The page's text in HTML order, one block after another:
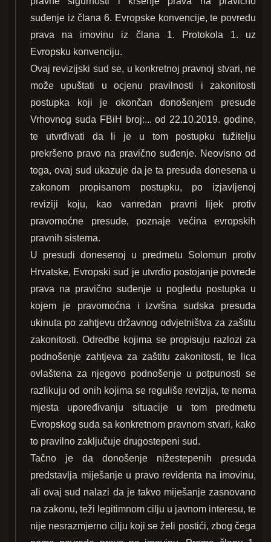
suđenje iz člana 6. Evropske konvencije, te povredu
prava na imovinu iz člana 1. Protokola 1. uz
Evropsku konvenciju.
Ovaj revizijski sud se, u konkretnoj pravnoj stvari, ne
može upuštati u ocjenu pravilnosti i zakonitosti
postupka koji je okončan donošenjem presude
Vrhovnog suda FBiH broj:... od 22.10.2019. godine,
te utvrđivati da li je u tom postupku tužitelju
prekršeno pravo na pravično suđenje. Neovisno od
toga, ovaj sud ukazuje da je ta presuda donesena u
zakonom propisanom postupku, po izjavljenoj
reviziji koju, kao vanredan pravni lijek protiv
pravomoćne presude, poznaje većina evropskih
pravnih sistema.
U presudi donesenoj u predmetu Solomun protiv
Hrvatske, Evropski sud je utvrdio postojanje povrede
prava na pravično suđenje u pogledu postupka u
kojem je pravomoćna i izvršna sudska presuda
ukinuta po zahtjevu državnog odvjetništva za zaštitu
zakonitosti. Odredbe kojima se propisuju razlozi za
podnošenje zahtjeva za zaštitu zakonitosti, te lica
ovlaštena za njegovo podnošenje u potpunosti se
razlikuju od onih kojima se reguliše revizija, te nema
mjesta upoređivanju situacije u tom predmetu
Evropskog suda sa konkretnom pravnom stvari, kako
to pravilno zaključuje drugostepeni sud.
Tačno je da donošenje nižestepenih presuda
predstavlja miješanje u pravo revidenta na imovinu,
ali ovaj sud nalazi da je takvo miješanje zasnovano
na zakonu, teži legitimnom cilju u javnom interesu, te
nije nesrazmjerno cilju koji se želi postići, zbog čega